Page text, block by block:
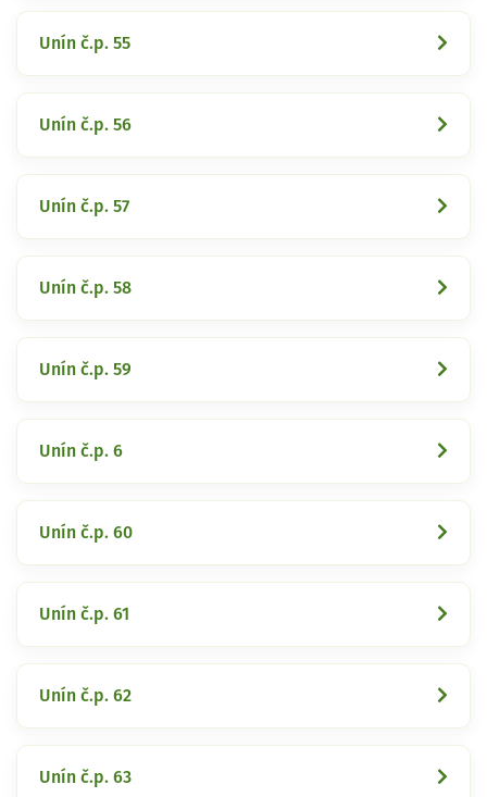
Unín č.p. 55
Unín č.p. 56
Unín č.p. 57
Unín č.p. 58
Unín č.p. 59
Unín č.p. 6
Unín č.p. 60
Unín č.p. 61
Unín č.p. 62
Unín č.p. 63